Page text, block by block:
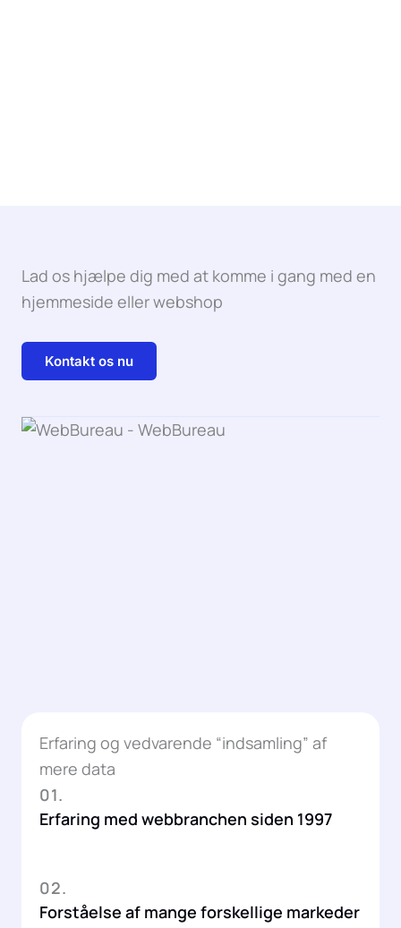
Lad os hjælpe dig med at komme i gang med en
hjemmeside eller webshop
Kontakt os nu
Erfaring og vedvarende “indsamling” af
mere data
01.
Erfaring med webbranchen siden 1997
02.
Forståelse af mange forskellige markeder